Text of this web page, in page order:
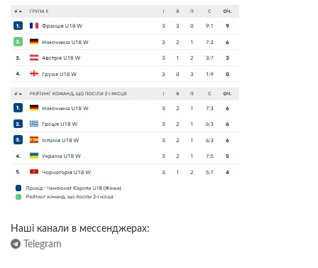
Наші канали в мессенджерах:
Telegram